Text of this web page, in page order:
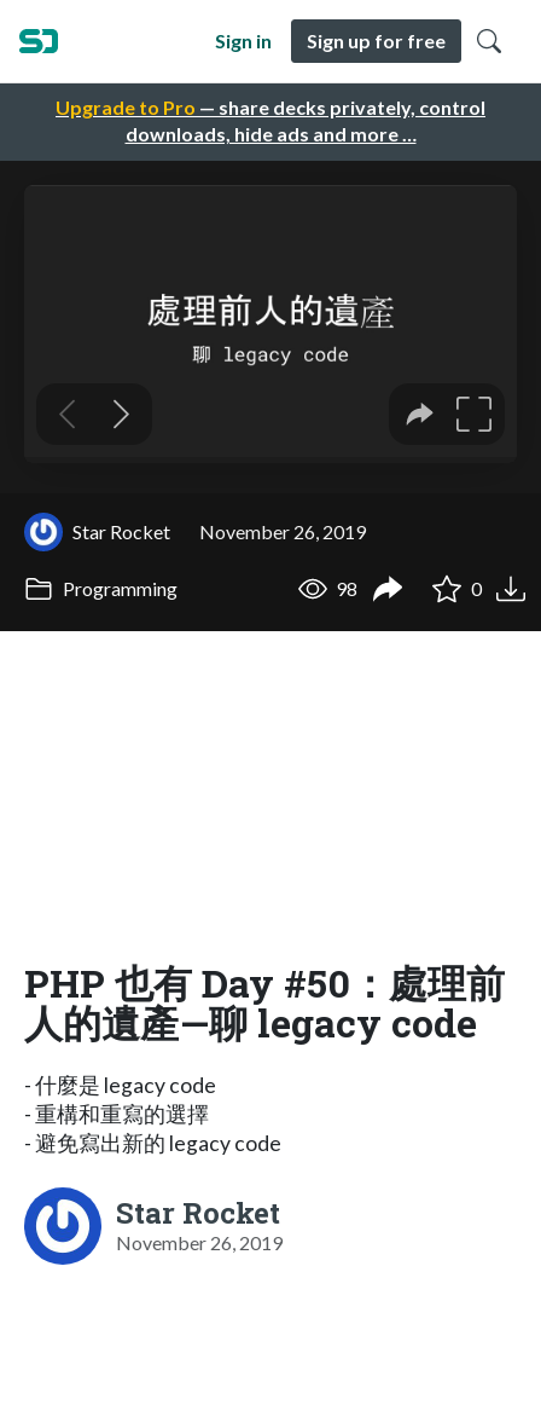
Upgrade to Pro — share decks privately, control
downloads, hide ads and more …
Sign in Sign up for free
Star Rocket November 26, 2019
Programming 98 0
PHP 也有 Day #50：處理前
人的遺產—聊 legacy code
- 什麼是 legacy code
- 重構和重寫的選擇
- 避免寫出新的 legacy code
Star Rocket
November 26, 2019